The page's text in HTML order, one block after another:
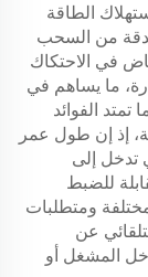
الطاقة
بدقة من السحب
في الاحتكاك
ما يساهم في
الفوائد
إذ إن طول عمر
تدخل إلى
للضبط
ومتطلبات
عن
المشغل أو